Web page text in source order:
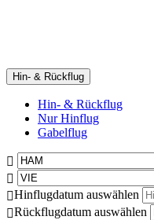
Hin- & Rückflug
Hin- & Rückflug
Nur Hinflug
Gabelflug
Hinflugdatum auswählen
Rückflugdatum auswählen